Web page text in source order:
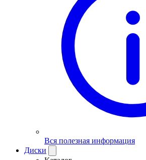
Вся полезная информация
Диски